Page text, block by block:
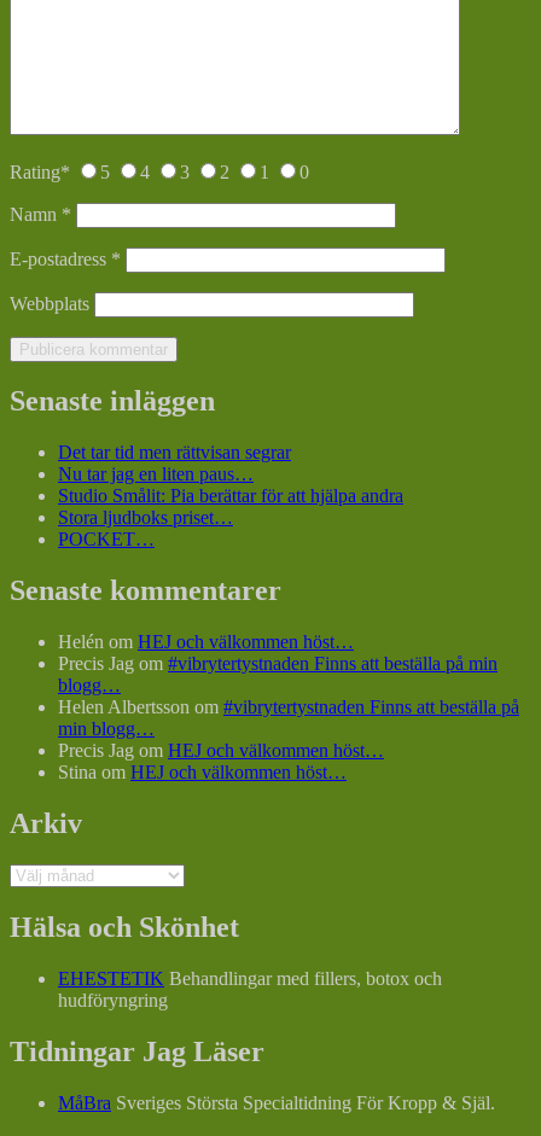
Rating* 5 4 3 2 1 0
Namn *
E-postadress *
Webbplats
Senaste inläggen
Det tar tid men rättvisan segrar
Nu tar jag en liten paus…
Studio Smålit: Pia berättar för att hjälpa andra
Stora ljudboks priset…
POCKET…
Senaste kommentarer
Helén om HEJ och välkommen höst…
Precis Jag om #vibrytertystnaden Finns att beställa på min
blogg…
Helen Albertsson om #vibrytertystnaden Finns att beställa på
min blogg…
Precis Jag om HEJ och välkommen höst…
Stina om HEJ och välkommen höst…
Arkiv
Arkiv
Hälsa och Skönhet
EHESTETIK Behandlingar med fillers, botox och
hudföryngring
Tidningar Jag Läser
MåBra Sveriges Största Specialtidning För Kropp & Själ.